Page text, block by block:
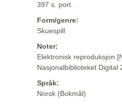
397 s. port.
Form/genre:
Skuespill
Noter:
Elektronisk reproduksjon
Nasjonalbiblioteket Digital
Språk:
Norsk (Bokmål)